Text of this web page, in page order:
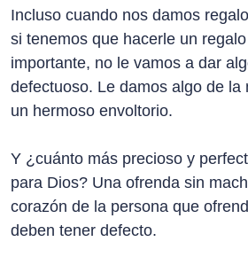
Incluso cuando nos damos
si tenemos que hacerle un
importante, no le vamos a dar
defectuoso. Le damos algo de la
un hermoso envoltorio.
Y ¿cuánto más precioso y
para Dios? Una ofrenda sin
corazón de la persona que
deben tener defecto.